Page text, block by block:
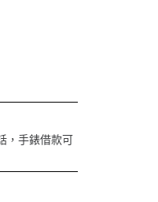
，手錶借款可